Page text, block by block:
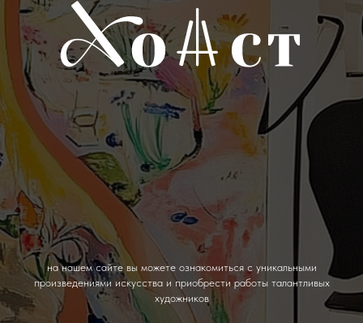
на нашем сайте вы можете ознакомиться с уникальными
произведениями искусства и приобрести работы талантливых
художников